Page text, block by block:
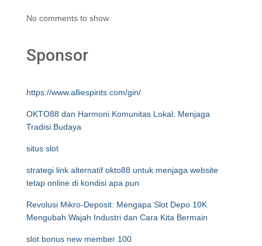
No comments to show.
Sponsor
https://www.alliespirits.com/gin/
OKTO88 dan Harmoni Komunitas Lokal: Menjaga
Tradisi Budaya
situs slot
strategi link alternatif okto88 untuk menjaga website
tetap online di kondisi apa pun
Revolusi Mikro-Deposit: Mengapa Slot Depo 10K
Mengubah Wajah Industri dan Cara Kita Bermain
slot bonus new member 100